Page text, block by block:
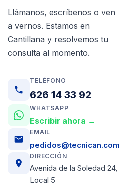
Llámanos, escríbenos o ven
a vernos. Estamos en
Cantillana y resolvemos tu
consulta al momento.
TELÉFONO
626 14 33 92
WHATSAPP
Escribir ahora →
EMAIL
pedidos@tecnican.com
DIRECCIÓN
Avenida de la Soledad 24,
Local 5